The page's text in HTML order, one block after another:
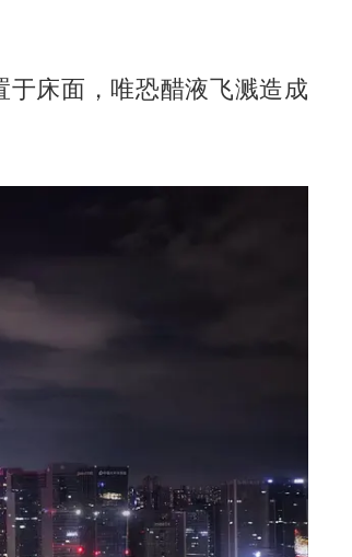
床面，唯恐醋液飞溅造成